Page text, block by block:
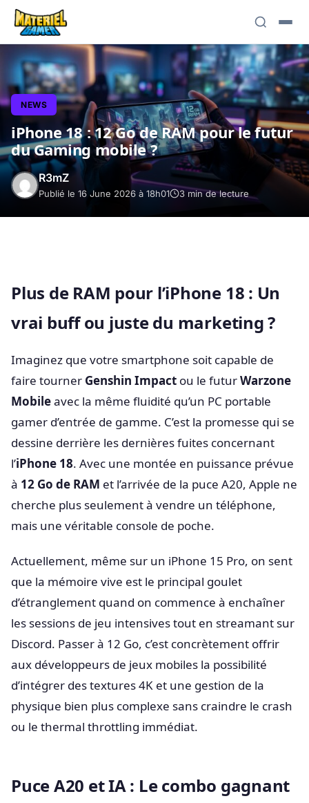
NEWS
iPhone 18 : 12 Go de RAM pour le futur
du Gaming mobile ?
R3mZ
Publié le 16 June 2026 à 18h01 3 min de lecture
Plus de RAM pour l’iPhone 18 : Un
vrai buff ou juste du marketing ?
Imaginez que votre smartphone soit capable de
faire tourner Genshin Impact ou le futurWarzone
Mobileavec la même fluidité qu’un PC portable
gamer d’entrée de gamme. C’est la promesse qui se
dessine derrière les dernières fuites concernant
l’iPhone 18. Avec une montée en puissance prévue
à 12 Go de RAM et l’arrivée de la puce A20, Apple ne
cherche plus seulement à vendre un téléphone,
mais une véritable console de poche.
Actuellement, même sur un iPhone 15 Pro, on sent
que la mémoire vive est le principal goulet
d’étranglement quand on commence à enchaîner
les sessions de jeu intensives tout en streamant sur
Discord. Passer à 12 Go, c’est concrètement offrir
aux développeurs de jeux mobiles la possibilité
d’intégrer des textures 4K et une gestion de la
physique bien plus complexe sans craindre le crash
ou le thermal throttling immédiat.
Puce A20 et IA : Le combo gagnant